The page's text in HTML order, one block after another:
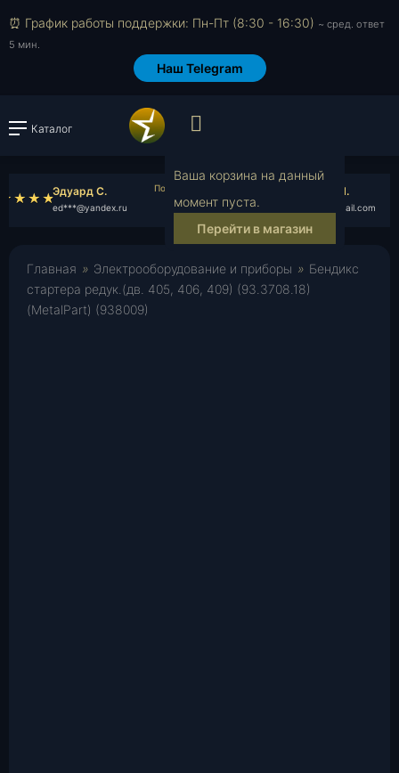
⏰ График работы поддержки: Пн-Пт (8:30 - 16:30) ~ сред. ответ
5 мин.
Наш Telegram
Каталог
Войти или
Ваша корзина на данный
момент пуста.
Перейти в магазин
Эдуард С.
ed***@yandex.ru ro***@gmail.com
Главная » Электрооборудование и приборы » Бендикс
стартера редук.(дв. 405, 406, 409) (93.3708.18)
(MetalPart) (938009)